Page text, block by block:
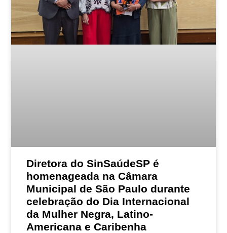
Diretora do SinSaúdeSP é
homenageada na Câmara
Municipal de São Paulo durante
celebração do Dia Internacional
da Mulher Negra, Latino-
Americana e Caribenha